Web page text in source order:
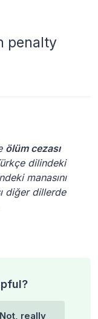
penalty
ölüm cezası
dilindeki
manasını
diğer dillerde
Not, really